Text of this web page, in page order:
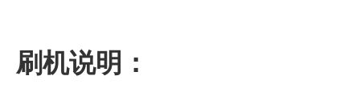
刷机说明：